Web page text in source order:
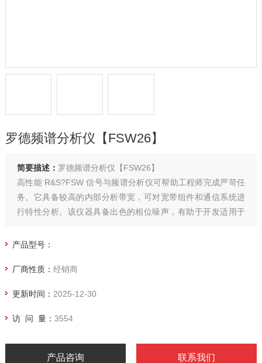
罗德频谱分析仪【FSW26】
简要描述： 罗德频谱分析仪【FSW26】
高性能 R&S?FSW 信号与频谱分析仪可帮助工程师完成严苛任
务。它具备较高的内部分析带宽，可对宽带组件和通信系统进
行特性分析。该仪器具备出色的相位噪声，有助于开发适用于
确保了最直观的操作。
产品型号：
厂商性质： 经销商
更新时间： 2025-12-30
访 问 量： 3554
产品咨询 联系我们